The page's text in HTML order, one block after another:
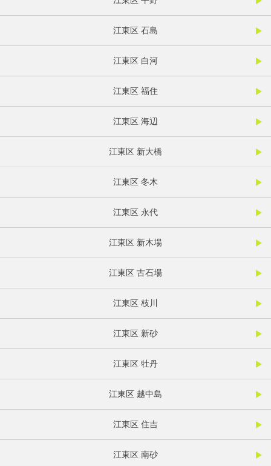
江東区 石島
江東区 白河
江東区 福住
江東区 海辺
江東区 新大橋
江東区 冬木
江東区 永代
江東区 新木場
江東区 古石場
江東区 枝川
江東区 新砂
江東区 牡丹
江東区 越中島
江東区 住吉
江東区 南砂